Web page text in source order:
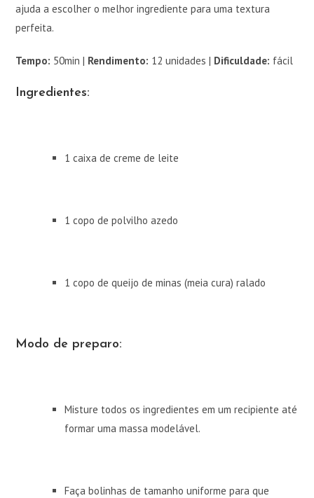
ajuda a escolher o melhor ingrediente para uma textura
perfeita.
Tempo: 50min | Rendimento: 12 unidades | Dificuldade: fácil
Ingredientes:
1 caixa de creme de leite
1 copo de polvilho azedo
1 copo de queijo de minas (meia cura) ralado
Modo de preparo:
Misture todos os ingredientes em um recipiente até
formar uma massa modelável.
Faça bolinhas de tamanho uniforme para que